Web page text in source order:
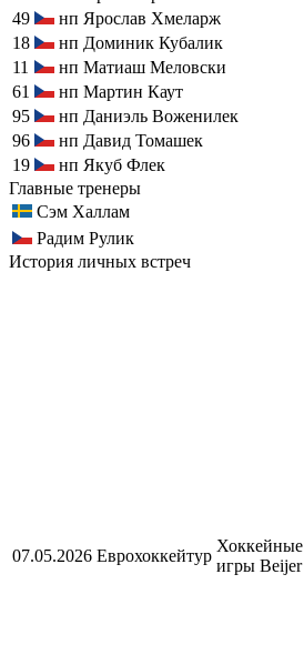
49
нп Ярослав Хмеларж
18
нп Доминик Кубалик
11
нп Матиаш Меловски
61
нп Мартин Каут
95
нп Даниэль Воженилек
96
нп Давид Томашек
19
нп Якуб Флек
Главные тренеры
Сэм Халлам
Радим Рулик
История личных встреч
07.05.2026 Еврохоккейтур
Хоккейные
игры Beijer